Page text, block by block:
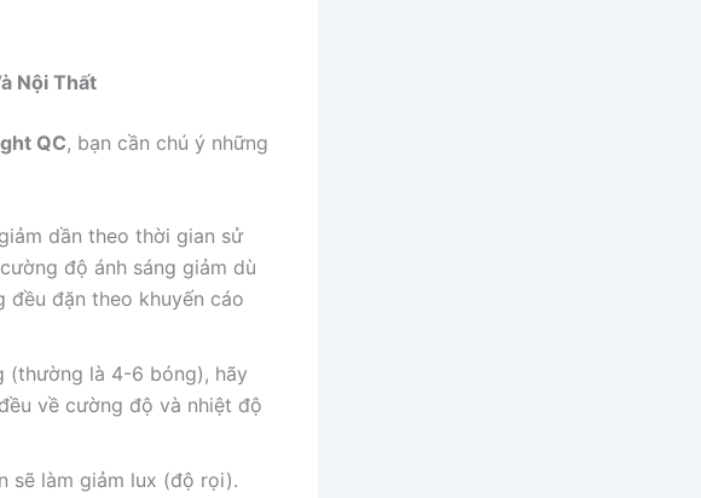
Nội Thất
QC, bạn cần chú ý những
dần theo thời gian sử
độ ánh sáng giảm dù
đều đặn theo khuyến cáo
(thường là 4-6 bóng), hãy
về cường độ và nhiệt độ
sẽ làm giảm lux (độ rọi).